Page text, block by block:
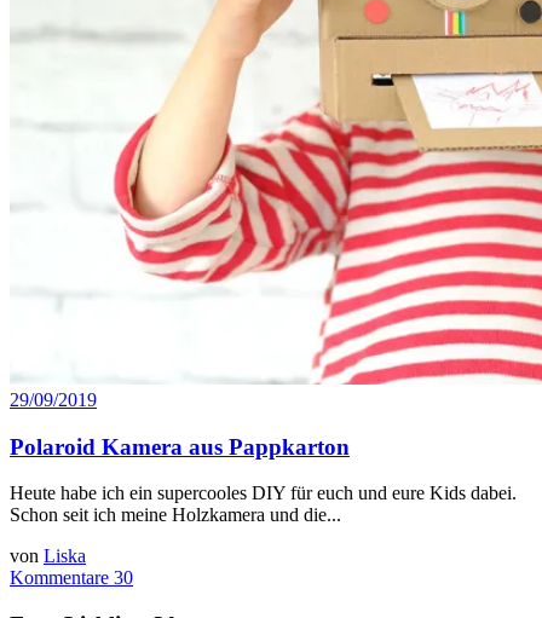
29/09/2019
Polaroid Kamera aus Pappkarton
Heute habe ich ein supercooles DIY für euch und eure Kids dabei.
Schon seit ich meine Holzkamera und die...
von Liska
Kommentare 30